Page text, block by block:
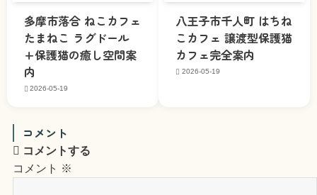
多摩市落合 ねこカフェ
たまねこ ラグドール
+保護猫の癒し空間案
内
2026-05-19
八王子市千人町 はちね
こカフェ 譲渡型保護猫
カフェ完全案内
2026-05-19
コメント
コメントする
コメント ※